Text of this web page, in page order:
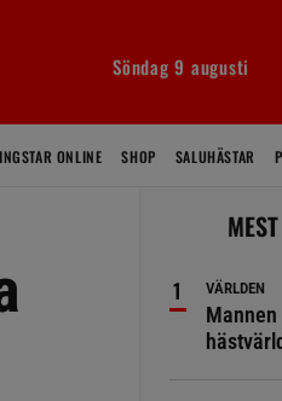
Söndag 9 augusti
ONLINE SHOP SALUHÄSTAR
VÄRLDEN